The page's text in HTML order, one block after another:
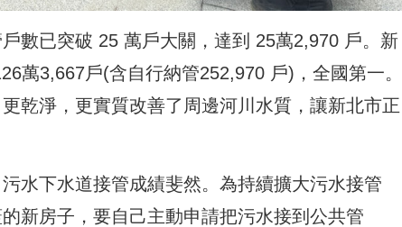
數已突破 25 萬戶大關，達到 25萬2,970 戶。新
萬3,667戶(含自行納管252,970 戶)，全國第一。
乾淨，更實質改善了周邊河川水質，讓新北市正
水下水道接管成績斐然。為持續擴大污水接管
新房子，要自己主動申請把污水接到公共管